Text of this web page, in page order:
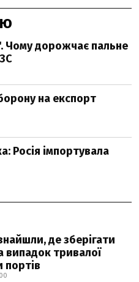
Чому дорожчає пальне
на експорт
Росія імпортувала
де зберігати
випадок тривалої
портів